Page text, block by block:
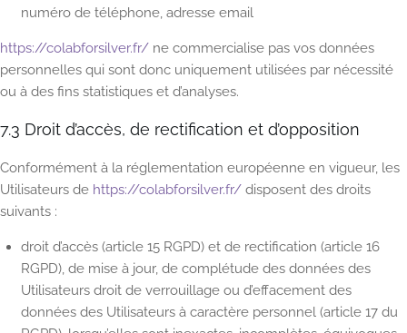
numéro de téléphone, adresse email
https://colabforsilver.fr/ ne commercialise pas vos données
personnelles qui sont donc uniquement utilisées par nécessité
ou à des fins statistiques et d’analyses.
7.3 Droit d’accès, de rectification et d’opposition
Conformément à la réglementation européenne en vigueur, les
Utilisateurs de https://colabforsilver.fr/ disposent des droits
suivants :
droit d’accès (article 15 RGPD) et de rectification (article 16
RGPD), de mise à jour, de complétude des données des
Utilisateurs droit de verrouillage ou d’effacement des
données des Utilisateurs à caractère personnel (article 17 du